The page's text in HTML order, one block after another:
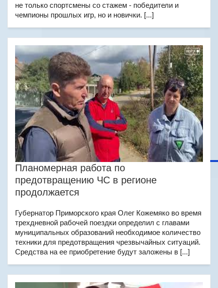
не только спортсмены со стажем - победители и
чемпионы прошлых игр, но и новички. [...]
Планомерная работа по
предотвращению ЧС в регионе
продолжается
Губернатор Приморского края Олег Кожемяко во время
трехдневной рабочей поездки определил с главами
муниципальных образований необходимое количество
техники для предотвращения чрезвычайных ситуаций.
Средства на ее приобретение будут заложены в [...]